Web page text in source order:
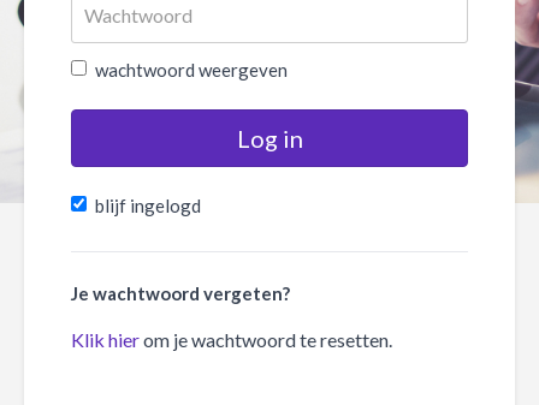
wachtwoord weergeven
Log in
blijf ingelogd
Je wachtwoord vergeten?
Klik hierom je wachtwoord te resetten.